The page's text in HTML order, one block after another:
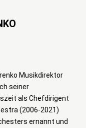
Musikdirektor
seiner
als Chefdirigent
(2006-2021)
ernannt und